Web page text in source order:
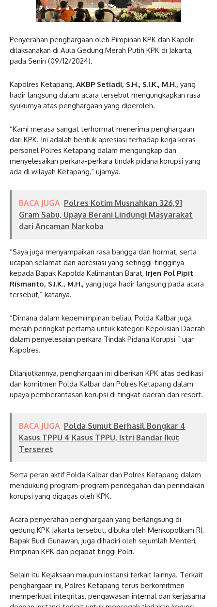
Penyerahan penghargaan oleh Pimpinan KPK dan Kapolri
dilaksanakan di Aula Gedung Merah Putih KPK di Jakarta,
pada Senin (09/12/2024).
Kapolres Ketapang, AKBP Setiadi, S.H., S.I.K., M.H., yang
hadir langsung dalam acara tersebut mengungkapkan rasa
syukurnya atas penghargaan yang diperoleh.
“Kami merasa sangat terhormat menerima penghargaan
dari KPK. Ini adalah bentuk apresiasi terhadap kerja keras
personel Polres Ketapang dalam mengungkap dan
menyelesaikan perkara-perkara tindak pidana korupsi yang
ada di wilayah Ketapang,” ujarnya.
BACA JUGA Polres Kotim Musnahkan 326,91
Gram Sabu, Upaya Berani Lindungi Masyarakat
dari Ancaman Narkoba
“Saya juga menyampaikan rasa bangga dan hormat, serta
ucapan selamat dan apresiasi yang setinggi-tingginya
kepada Bapak Kapolda Kalimantan Barat, Irjen Pol Pipit
Rismanto, S.I.K., M.H., yang juga hadir langsung pada acara
tersebut,” katanya.
“Dimana dalam kepemimpinan beliau, Polda Kalbar juga
meraih peringkat pertama untuk kategori Kepolisian Daerah
dalam penyelesaian perkara Tindak Pidana Korupsi ” ujar
Kapolres.
Dilanjutkannya, penghargaan ini diberikan KPK atas dedikasi
dan komitmen Polda Kalbar dan Polres Ketapang dalam
upaya pemberantasan korupsi di tingkat daerah dan resort.
BACA JUGA Polda Sumut Berhasil Bongkar 4
Kasus TPPU 4 Kasus TPPU, Istri Bandar Ikut
Terseret
Serta peran aktif Polda Kalbar dan Polres Ketapang dalam
mendukung program-program pencegahan dan penindakan
korupsi yang digagas oleh KPK.
Acara penyerahan penghargaan yang berlangsung di
gedung KPK Jakarta tersebut, dibuka oleh Menkopolkam RI,
Bapak Budi Gunawan, juga dihadiri oleh sejumlah Menteri,
Pimpinan KPK dan pejabat tinggi Polri.
Selain itu Kejaksaan maupun instansi terkait lainnya. Terkait
penghargaan ini, Polres Ketapang terus berkomitmen
memperkuat integritas, pengawasan internal dan kerjasama